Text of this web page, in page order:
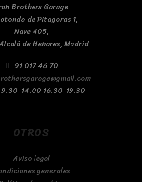
Brothers Garage
de Pitagoras 1,
Nave 405,
de Henares, Madrid
91 017 46 70
14.00 16.30-19.30
OTROS
Aviso legal
generales